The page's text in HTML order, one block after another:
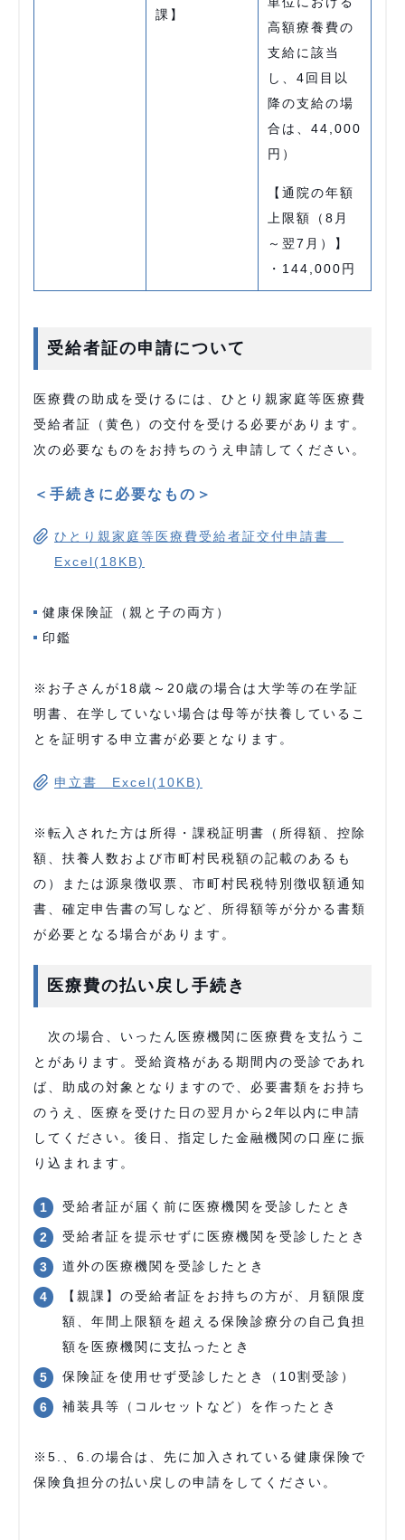
課】
高額療養費の
支給に該当
し、4回目以
降の支給の場
合は、44,000
円）
【通院の年額
上限額（8月
～翌7月）】
・144,000円
受給者証の申請について
医療費の助成を受けるには、ひとり親家庭等医療費
受給者証（黄色）の交付を受ける必要があります。
次の必要なものをお持ちのうえ申請してください。
＜手続きに必要なもの＞
ひとり親家庭等医療費受給者証交付申請書
Excel(18KB)
健康保険証（親と子の両方）
印鑑
※お子さんが18歳～20歳の場合は大学等の在学証
明書、在学していない場合は母等が扶養しているこ
とを証明する申立書が必要となります。
申立書 Excel(10KB)
※転入された方は所得・課税証明書（所得額、控除
額、扶養人数および市町村民税額の記載のあるも
の）または源泉徴収票、市町村民税特別徴収額通知
書、確定申告書の写しなど、所得額等が分かる書類
が必要となる場合があります。
医療費の払い戻し手続き
次の場合、いったん医療機関に医療費を支払うこ
とがあります。受給資格がある期間内の受診であれ
ば、助成の対象となりますので、必要書類をお持ち
のうえ、医療を受けた日の翌月から2年以内に申請
してください。後日、指定した金融機関の口座に振
り込まれます。
受給者証が届く前に医療機関を受診したとき
受給者証を提示せずに医療機関を受診したとき
道外の医療機関を受診したとき
【親課】の受給者証をお持ちの方が、月額限度
額、年間上限額を超える保険診療分の自己負担
額を医療機関に支払ったとき
保険証を使用せず受診したとき（10割受診）
補装具等（コルセットなど）を作ったとき
※5.、6.の場合は、先に加入されている健康保険で
保険負担分の払い戻しの申請をしてください。